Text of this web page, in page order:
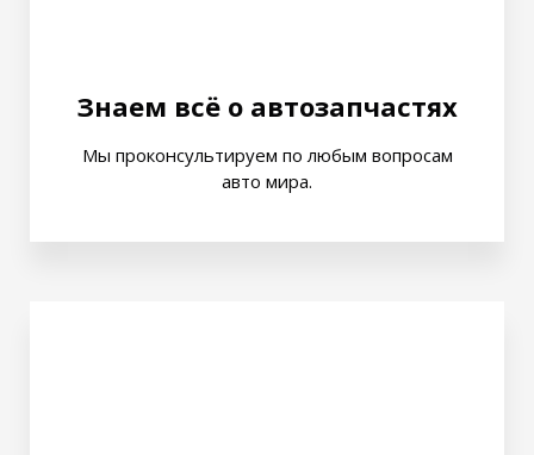
Знаем всё о автозапчастях
Мы проконсультируем по любым вопросам
авто мира.